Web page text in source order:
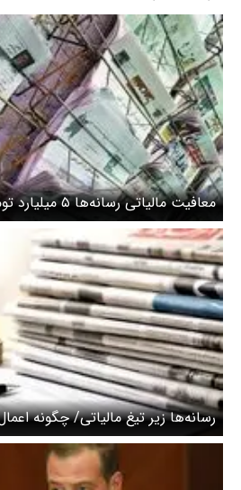
معافیت مالیاتی رسانه‌ها ۵ میلیارد تومان افزایش یافت
رسانه‌ها زیر تیغ مالیاتی/ چگونه
سلیقه‌ای، باعث تضعیف فعالیت‌